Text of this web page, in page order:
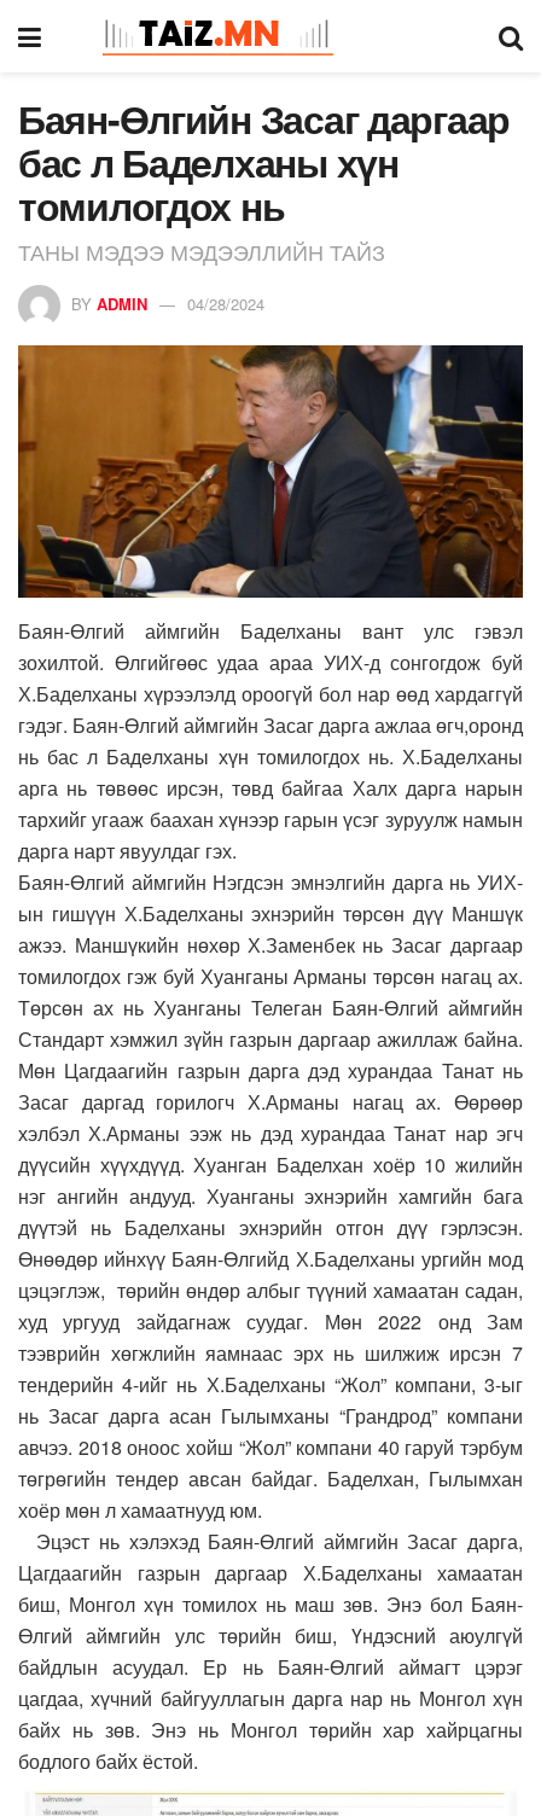
Баян-Өлгийн Засаг даргаар
бас л Бадeлханы хүн
томилогдох нь
ТАНЫ МЭДЭЭ МЭДЭЭЛЛИЙН ТАЙЗ
BY ADMIN 04/28/2024
Баян-Өлгий аймгийн Баделханы вант улс гэвэл
зохилтой. Өлгийгөөс удаа араа УИХ-д сонгогдож буй
Х.Баделханы хүрээлэлд ороогүй бол нар өөд хардаггүй
гэдэг. Баян-Өлгий аймгийн Засаг дарга ажлаа өгч,оронд
нь бас л Бадeлханы хүн томилогдох нь. Х.Бадeлханы
арга нь төвөөс ирсэн, төвд байгаа Халх дарга нарын
тархийг угааж баахан хүнээр гарын үсэг зуруулж намын
дарга нарт явуулдаг гэх.
Баян-Өлгий аймгийн Нэгдсэн эмнэлгийн дарга нь УИХ-
ын гишүүн Х.Баделханы эхнэрийн төрсөн дүү Маншүк
ажээ. Маншүкийн нөхөр Х.Заменбек нь Засаг даргаар
томилогдох гэж буй Хуанганы Арманы төрсөн нагац ах.
Төрсөн ах нь Хуанганы Телеган Баян-Өлгий аймгийн
Стандарт хэмжил зүйн газрын даргаар ажиллаж байна.
Мөн Цагдаагийн газрын дарга дэд хурандаа Танат нь
Засаг даргад горилогч Х.Арманы нагац ах. Өөрөөр
хэлбэл Х.Арманы ээж нь дэд хурандаа Танат нар эгч
дүүсийн хүүхдүүд. Хуанган Баделхан хоёр 10 жилийн
нэг ангийн андууд. Хуанганы эхнэрийн хамгийн бага
дүүтэй нь Баделханы эхнэрийн отгон дүү гэрлэсэн.
Өнөөдөр ийнхүү Баян-Өлгийд Х.Баделханы ургийн мод
цэцэглэж, төрийн өндөр албыг түүний хамаатан садан,
худ ургууд зайдагнаж суудаг. Мөн 2022 онд Зам
тээврийн хөгжлийн яамнаас эрх нь шилжиж ирсэн 7
тендерийн 4-ийг нь Х.Баделханы “Жол” компани, 3-ыг
нь Засаг дарга асан Гылымханы “Грандрод” компани
авчээ. 2018 оноос хойш “Жол” компани 40 гаруй тэрбум
төгрөгийн тендер авсан байдаг. Баделхан, Гылымхан
хоёр мөн л хамаатнууд юм.
Эцэст нь хэлэхэд Баян-Өлгий аймгийн Засаг дарга,
Цагдаагийн газрын даргаар Х.Баделханы хамаатан
биш, Монгол хүн томилох нь маш зөв. Энэ бол Баян-
Өлгий аймгийн улс төрийн биш, Үндэсний аюулгүй
байдлын асуудал. Eр нь Баян-Өлгий аймагт цэрэг
цагдаа, хүчний байгууллагын дарга нар нь Монгол хүн
байх нь зөв. Энэ нь Монгол төрийн хар хайрцагны
бодлого байх ёстой.